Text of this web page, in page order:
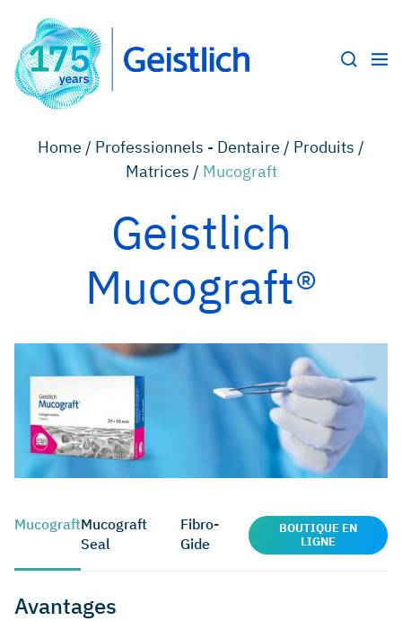
Home / Professionnels - Dentaire / Produits /
Matrices / Mucograft
Geistlich
Mucograft®
MucograftMucograft
Seal
Fibro-
Gide
BOUTIQUE EN
LIGNE
Avantages